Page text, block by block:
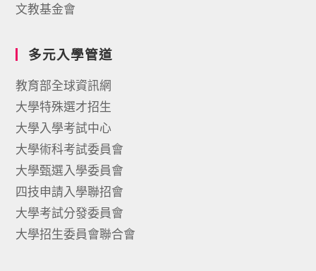
文教基金會
多元入學管道
教育部全球資訊網
大學特殊選才招生
大學入學考試中心
大學術科考試委員會
大學甄選入學委員會
四技申請入學聯招會
大學考試分發委員會
大學招生委員會聯合會